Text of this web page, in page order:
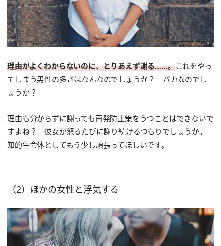
理由がよくわからないのに、とりあえず謝る……。これをやっ
てしまう男性の多さはなんなのでしょうか？ バカなのでし
ょうか？
理由も分からずに謝っても再発防止策をうつことはできないで
すよね？ 彼女が怒るたびに謝り続けるつもりでしょうか。
知的生命体としてもう少し頑張ってほしいです。
（2）ほかの女性と浮気する